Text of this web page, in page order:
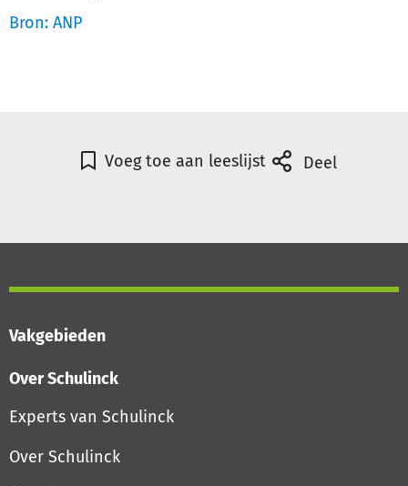
Bron: ANP
Voeg toe aan leeslijst Deel
Vakgebieden
Over Schulinck
Experts van Schulinck
Over Schulinck